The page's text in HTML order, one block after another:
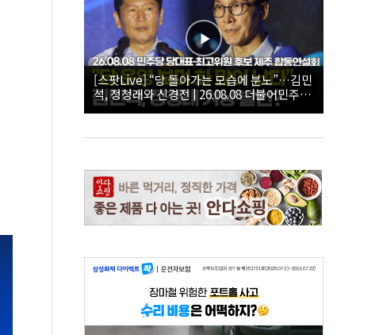
[스팟Live] “당 돌아가는 모습에 분노”…김민
석, 정청래와 신경전 | 26.08.08 더불어민주당
당대표·최고위원 후보 제주 합동연설회